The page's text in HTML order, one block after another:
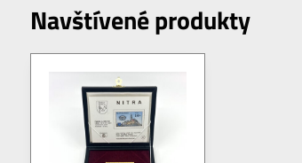
Navštívené produkty